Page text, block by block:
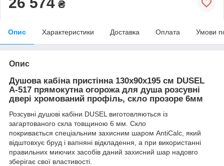
₴
Опис Характеристики Доставка Оплата Умови
Опис
Душова кабіна пристінна 130х90х195 см DUSEL
A-517 прямокутна огорожа для душа розсувні
двері хромований профіль, скло прозоре 6мм
Розсувні душові кабіни DUSEL виготовляються із
загартованого скла товщиною 6 мм. Скло
покривається спеціальним захисним шаром AntiCalc, який
відштовхує бруд і вапняні відкладення, а при використанні
правильних миючих засобів даний захисний шар надовго
зберігає свої властивості.